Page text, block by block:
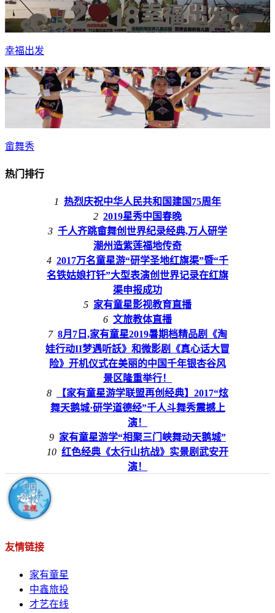
幸福出发
畲舞秀
热门排行
1 热烈庆祝中华人民共和国建国75周年
2 2019星秀中国春晚
3 千人齐跳畲舞创世界纪录经典,万人研学
潮州造紫莲福地传奇
4 2017万名童星游“研学圣地红旗渠”暨“千
名铁姑娘打钎”大型表演创世界记录在红旗
渠申报成功
5 家有童星影视教育直播
6 文旅教体直播
7 8月7日,家有童星2019暑期档精品剧《淘
娃行动II梦遇听訞》和微影剧《真心话大冒
险》开机仪式在美丽的中国千年银杏谷风
景区隆重举行！
8
【家有童星游学联盟再创经典】2017“炫
舞天鹅城·研学道德经”千人斗舞秀震撼上
演！
9 家有童星游学“相聚三门峡舞动天鹅城”
10 红色经典《太行山抗战》实景剧武安开
演！
友情链接
家有童星
中鑫旅投
才艺在线